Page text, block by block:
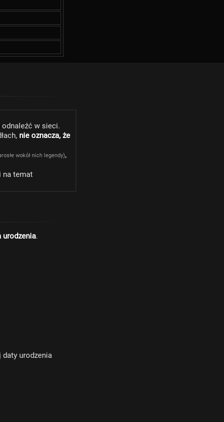
w sieci.
nie oznacza, że
wokół nich legendy),
na temat
urodzenia.
urodzenia